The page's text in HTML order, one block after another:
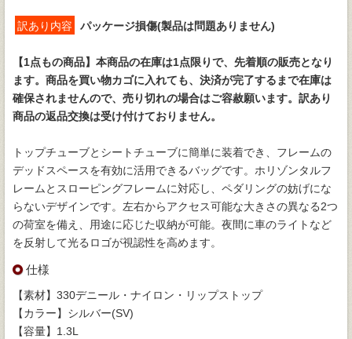
訳あり内容 パッケージ損傷(製品は問題ありません)
【1点もの商品】 本商品の在庫は1点限りで、先着順の販売となり
ます。商品を買い物カゴに入れても、決済が完了するまで在庫は
確保されませんので、売り切れの場合はご容赦願います。訳あり
商品の返品交換は受け付けておりません。
トップチューブとシートチューブに簡単に装着でき、フレームの
デッドスペースを有効に活用できるバッグです。ホリゾンタルフ
レームとスローピングフレームに対応し、ペダリングの妨げにな
らないデザインです。左右からアクセス可能な大きさの異なる2つ
の荷室を備え、用途に応じた収納が可能。夜間に車のライトなど
を反射して光るロゴが視認性を高めます。
仕様
【素材】330デニール・ナイロン・リップストップ
【カラー】シルバー(SV)
【容量】1.3L